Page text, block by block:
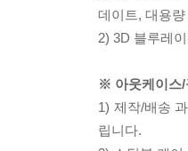
데이트, 대용
2) 3D 블루레
※ 아웃케이스/
1) 제작/배송
립니다.